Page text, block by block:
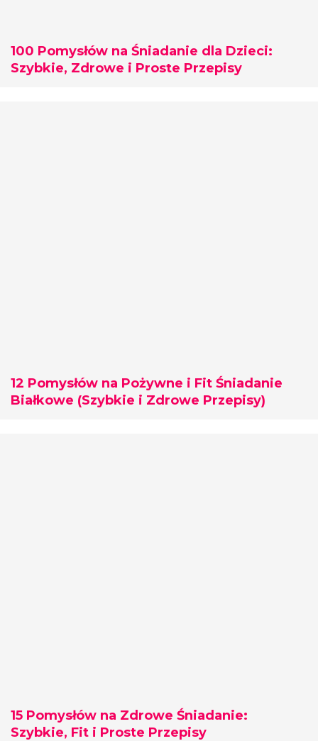
100 Pomysłów na Śniadanie dla Dzieci:
Szybkie, Zdrowe i Proste Przepisy
12 Pomysłów na Pożywne i Fit Śniadanie
Białkowe (Szybkie i Zdrowe Przepisy)
15 Pomysłów na Zdrowe Śniadanie:
Szybkie, Fit i Proste Przepisy